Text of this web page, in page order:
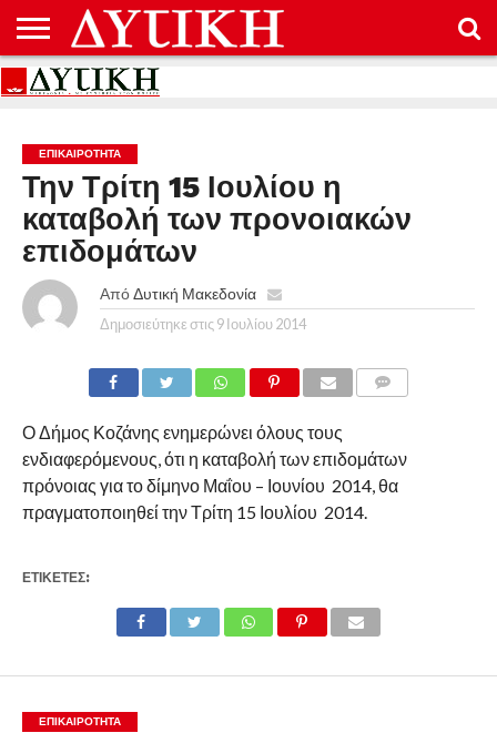
ΑΡΧΙΚΉ
ΕΠΙΚΟΙΝΩΝΊΑ
ΌΡΟΙ
ΠΡΟΣΤΑΣΊΑ
ΕΠΙΚΑΙΡΟΤΗΤΑ
Την Τρίτη 15 Ιουλίου η
καταβολή των προνοιακών
επιδομάτων
Από Δυτική Μακεδονία
Δημοσιεύτηκε στις 9 Ιουλίου 2014
Ο Δήμος Κοζάνης ενημερώνει όλους τους
ενδιαφερόμενους, ότι η καταβολή των επιδομάτων
πρόνοιας για το δίμηνο Μαΐου – Ιουνίου 2014, θα
πραγματοποιηθεί την Τρίτη 15 Ιουλίου 2014.
ΕΤΙΚΕΤΕΣ:
ΕΠΙΚΑΙΡΟΤΗΤΑ